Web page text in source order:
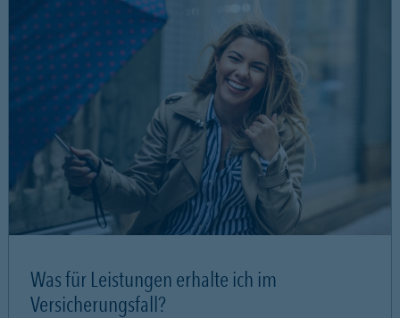
Was für Leistungen erhalte ich im
Versicherungsfall?